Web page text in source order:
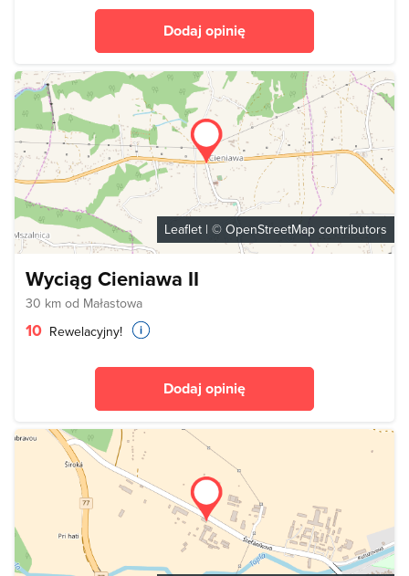
Dodaj opinię
Leaflet | © OpenStreetMap contributors
Wyciąg Cieniawa II
30 km od Małastowa
10 Rewelacyjny!
Dodaj opinię